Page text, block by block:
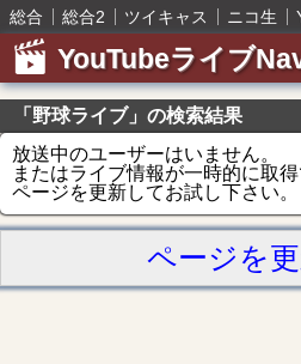
総合 総合2 ツイキャス ニコ生
YouTubeライブ
「野球ライブ」の検索結果
放送中のユーザーはいません。
またはライブ情報が一時的に取得
ページを更新してお試し下さい。
ページを